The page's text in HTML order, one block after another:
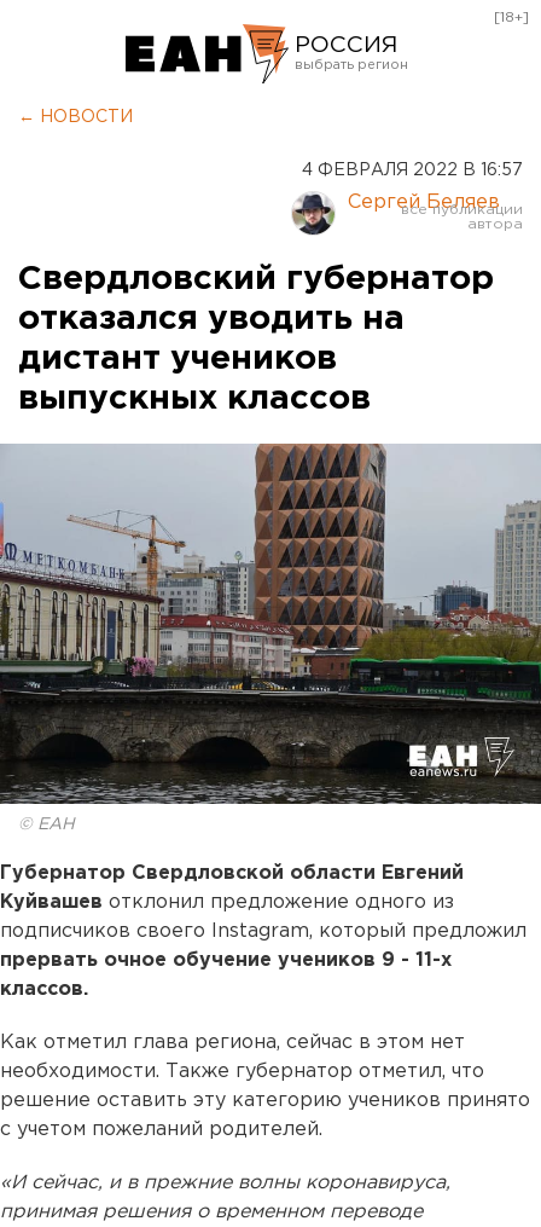
РОССИЯ
Курган
Оренбург
[18+]
← НОВОСТИ
4 ФЕВРАЛЯ 2022 В 16:57
Сергей Беляев
Свердловский губернатор
отказался уводить на
дистант учеников
выпускных классов
© ЕАН
Губернатор Свердловской области Евгений
Куйвашев отклонил предложение одного из
подписчиков своего Instagram, который предложил
прервать очное обучение учеников 9 - 11-х
классов.
Как отметил глава региона, сейчас в этом нет
необходимости. Также губернатор отметил, что
решение оставить эту категорию учеников принято
с учетом пожеланий родителей.
«И сейчас, и в прежние волны коронавируса,
принимая решения о временном переводе